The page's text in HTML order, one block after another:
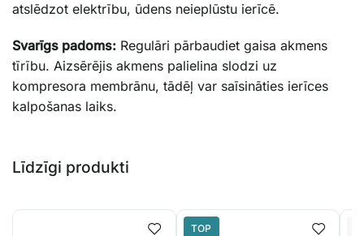
atslēdzot elektrību, ūdens neieplūstu ierīcē.
Svarīgs padoms: Regulāri pārbaudiet gaisa akmens
tīrību. Aizsērējis akmens palielina slodzi uz
kompresora membrānu, tādēļ var saīsināties ierīces
kalpošanas laiks.
Līdzīgi produkti
TOP